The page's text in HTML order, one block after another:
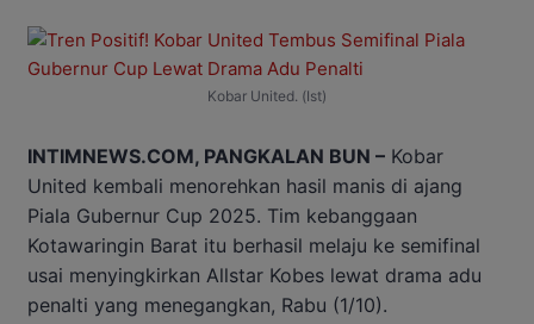
Kobar United. (Ist)
INTIMNEWS.COM, PANGKALAN BUN – Kobar
United kembali menorehkan hasil manis di ajang
Piala Gubernur Cup 2025. Tim kebanggaan
Kotawaringin Barat itu berhasil melaju ke semifinal
usai menyingkirkan Allstar Kobes lewat drama adu
penalti yang menegangkan, Rabu (1/10).